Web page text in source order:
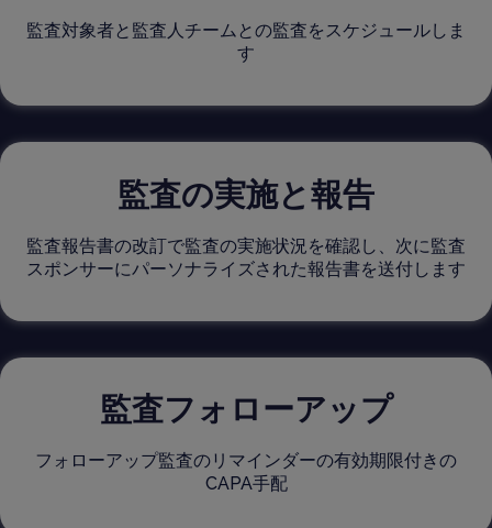
監査対象者と監査人チームとの監査をスケジュールしま
す
監査の実施と報告
監査報告書の改訂で監査の実施状況を確認し、次に監査
スポンサーにパーソナライズされた報告書を送付します
監査フォローアップ
フォローアップ監査のリマインダーの有効期限付きの
CAPA手配